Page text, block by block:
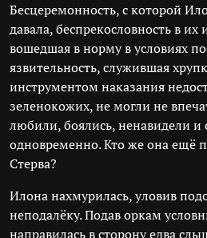
Бесцеремонность, с которой
давала, беспрекословность в
вошедшая в норму в условиях
язвительность, служившая
инструментом наказания
зеленокожих, не могли не
любили, боялись, ненавидели и
одновременно. Кто же она ещё
Стерва?
Илона нахмурилась, уловив
неподалёку. Подав оркам
направилась в сторону едва